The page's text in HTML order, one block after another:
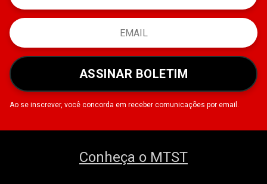
ASSINAR BOLETIM
Ao se inscrever, você concorda em receber comunicações por email.
Conheça o MTST